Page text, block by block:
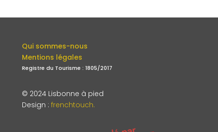
Qui sommes-nous
Mentions légales
Registre du Tourisme : 1805/2017
© 2024 Lisbonne à pied
Design : frenchtouch.